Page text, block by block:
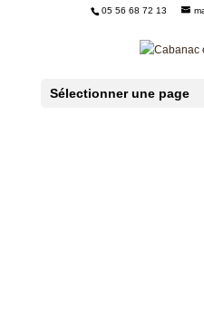
05 56 68 72 13
Sélectionner une page